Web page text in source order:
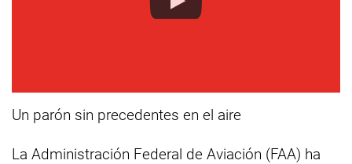
Un parón sin precedentes en el aire
La Administración Federal de Aviación (FAA) ha